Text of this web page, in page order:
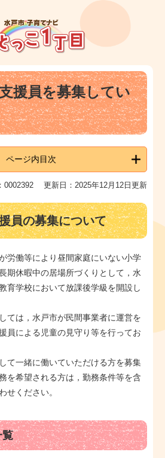
援員を募集してい
ページ内目次
0002392 更新日：2025年12月12日更新
員の募集について
労働等により昼間家庭にいない小学
期休暇中の居場所づくりとして，水
育学校において放課後学級を開設し
ては，水戸市が民間事業者に運営を
員による児童の見守り等を行ってお
て一緒に働いていただける方を募集
を希望される方は，勤務条件等を含
せください。
覧